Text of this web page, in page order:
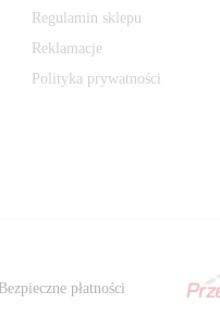
Regulamin sklepu
Reklamacje
Polityka prywatności
Bezpieczne płatności